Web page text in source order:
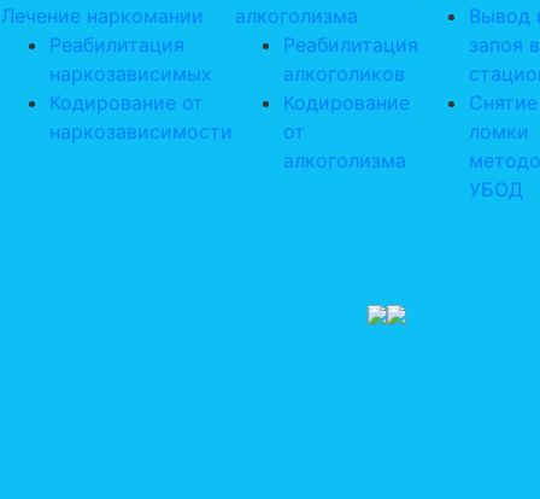
Лечение наркомании
Реабилитация
наркозависимых
Кодирование от
наркозависимости
алкоголизма
Реабилитация
алкоголиков
Кодирование
от
алкоголизма
Вывод
запоя в
Снятие
ломки
УБОД